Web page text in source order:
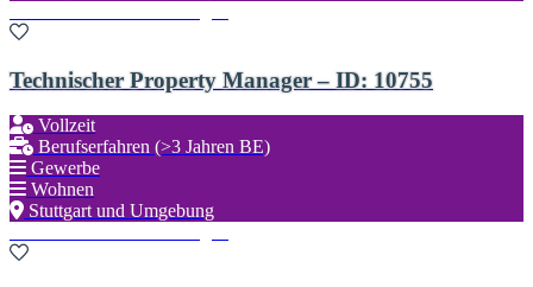
Technischer Property Manager – ID: 10755
Vollzeit
Berufserfahren (>3 Jahren BE)
Gewerbe
Wohnen
Stuttgart und Umgebung